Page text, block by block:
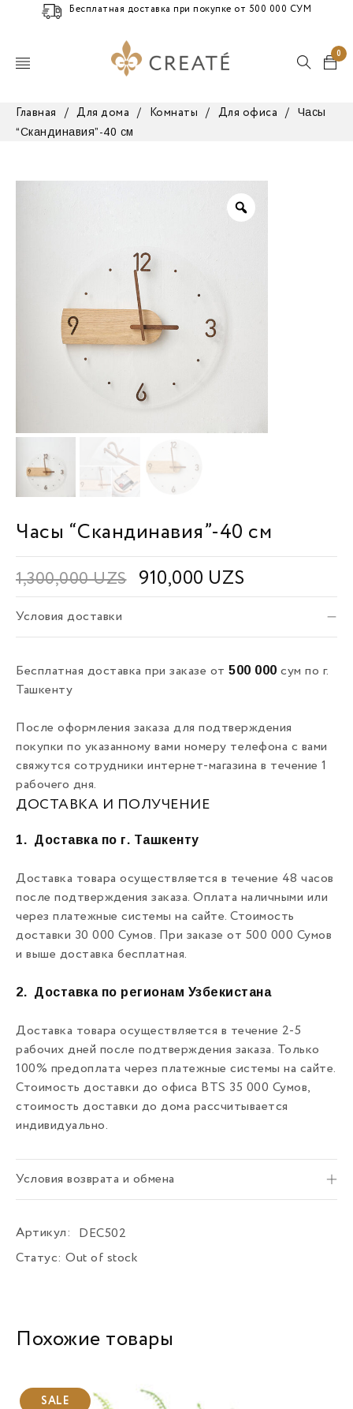
Бесплатная доставка при покупке от 500 000 СУМ
0
Главная / Для дома / Комнаты / Для офиса /
Часы
“Скандинавия”-40 см
Часы “Скандинавия”-40 см
1,300,000UZS 910,000 UZS
Условия доставки
Бесплатная доставка при заказе от 500 000 сум по г.
Ташкенту
После оформления заказа для подтверждения
покупки по указанному вами номеру телефона с вами
свяжутся сотрудники интернет-магазина в течение 1
рабочего дня.
ДОСТАВКА И ПОЛУЧЕНИЕ
1. Доставка по г. Ташкенту
Доставка товара осуществляется в течение 48 часов
после подтверждения заказа. Оплата наличными или
через платежные системы на сайте. Стоимость
доставки 30 000 Сумов. При заказе от 500 000 Сумов
и выше доставка бесплатная.
2. Доставка по регионам Узбекистана
Доставка товара осуществляется в течение 2-5
рабочих дней после подтверждения заказа. Только
100% предоплата через платежные системы на сайте.
Стоимость доставки до офиса BTS 35 000 Сумов,
стоимость доставки до дома рассчитывается
индивидуально.
Условия возврата и обмена
Артикул:
DEC502
Статус: Out of stock
Похожие товары
SALE